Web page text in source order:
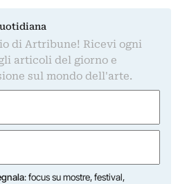
di Artribune! Ricevi ogni
articoli del giorno e
sul mondo dell'arte.
: focus su mostre, festival,